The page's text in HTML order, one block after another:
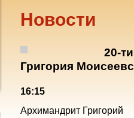
Новости
20-
Григория
16:15
Архимандрит Григорий